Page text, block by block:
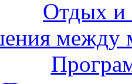
Отдых и
между